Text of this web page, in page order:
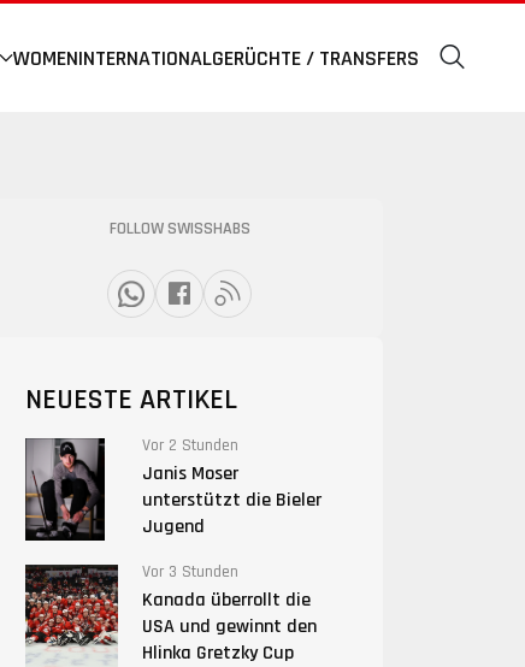
WOMENINTERNATIONALGERÜCHTE / TRANSFERS
FOLLOW SWISSHABS
NEUESTE ARTIKEL
Vor 2 Stunden
Janis Moser
unterstützt die Bieler
Jugend
Vor 3 Stunden
Kanada überrollt die
USA und gewinnt den
Hlinka Gretzky Cup